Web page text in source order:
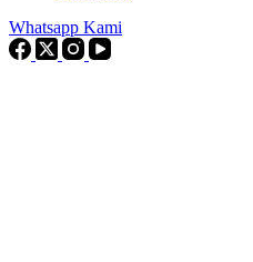
Whatsapp Kami